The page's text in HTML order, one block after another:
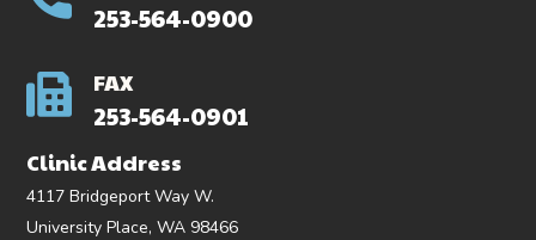
253-564-0900
FAX
253-564-0901
Clinic Address
4117 Bridgeport Way W.
University Place, WA 98466